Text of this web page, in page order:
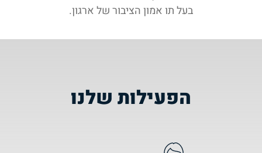
בעל תו אמון הציבור של ארגון.
הפעילות שלנו